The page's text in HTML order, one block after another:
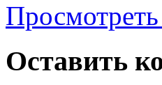
Оставить